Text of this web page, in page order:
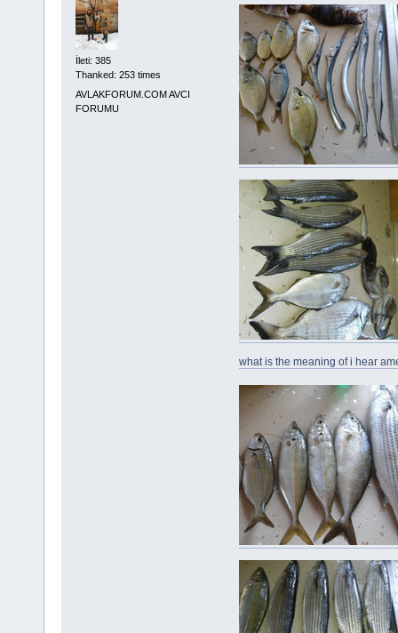
İleti: 385
Thanked: 253 times
AVLAKFORUM.COM AVCI
FORUMU
what is the meaning of i hear